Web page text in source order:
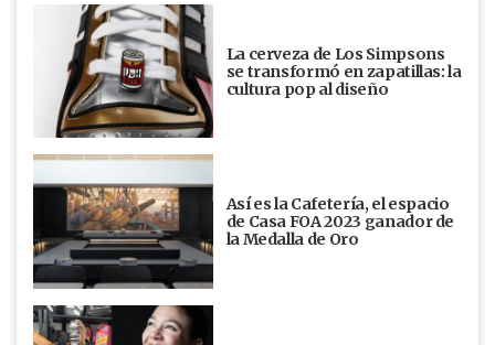
La cerveza de Los Simpsons
se transformó en zapatillas: la
cultura pop al diseño
Así es la Cafetería, el espacio
de Casa FOA 2023 ganador de
la Medalla de Oro